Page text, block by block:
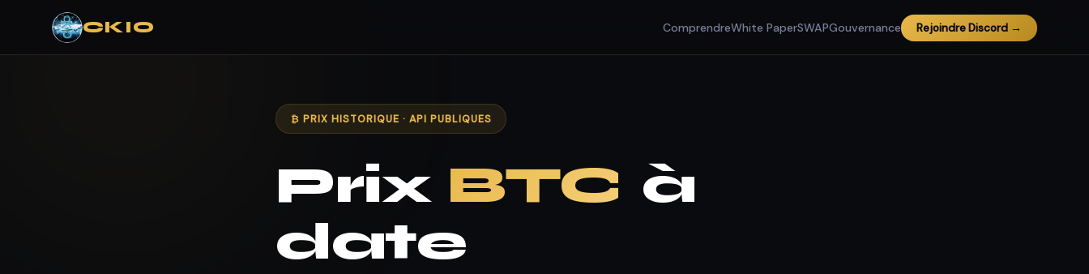
CKIO ComprendreWhite PaperSWAPGouvernance Rejoindre Discord →
₿ PRIX HISTORIQUE · API PUBLIQUES
Prix BTC à
date